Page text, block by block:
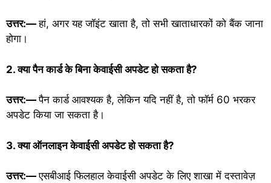
उत्तर:—हां, अगर यह जॉइंट खाता है, तो सभी खाताधारकों को बैंक जाना
होगा।
2. क्या पैन कार्ड के बिना केवाईसी अपडेट हो सकता है?
उत्तर:—पैन कार्ड आवश्यक है, लेकिन यदि नहीं है, तो फॉर्म 60 भरकर
अपडेट किया जा सकता है।
3. क्या ऑनलाइन केवाईसी अपडेट हो सकता है?
उत्तर:—एसबीआई फिलहाल केवाईसी अपडेट के लिए शाखा में दस्तावेज़